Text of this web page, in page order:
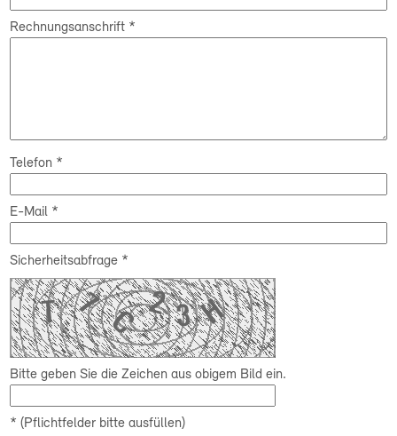
Rechnungsanschrift *
Telefon *
E-Mail *
Sicherheitsabfrage *
Bitte geben Sie die Zeichen aus obigem Bild ein.
* (Pflichtfelder bitte ausfüllen)